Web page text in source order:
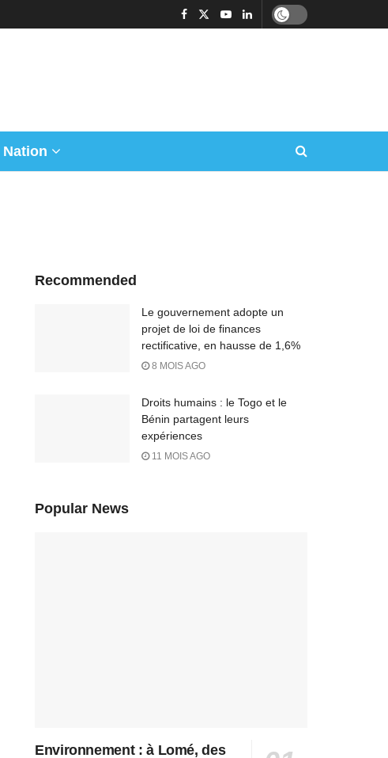
Nation
Recommended
Le gouvernement adopte un
projet de loi de finances
rectificative, en hausse de 1,6%
8 MOIS AGO
Droits humains : le Togo et le
Bénin partagent leurs
expériences
11 MOIS AGO
Popular News
Environnement : à Lomé, des